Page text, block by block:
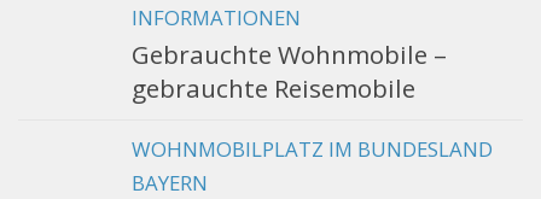
INFORMATIONEN
Gebrauchte Wohnmobile –
gebrauchte Reisemobile
WOHNMOBILPLATZ IM BUNDESLAND
BAYERN